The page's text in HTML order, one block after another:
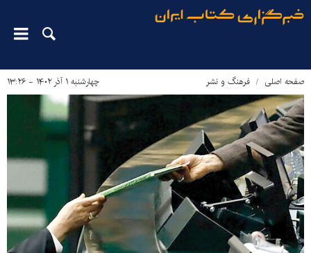
صفحه اصلی فرهنگ و نشر چهارشنبه ۱ آذر ۱۴۰۲ - ۱۳:۲۶